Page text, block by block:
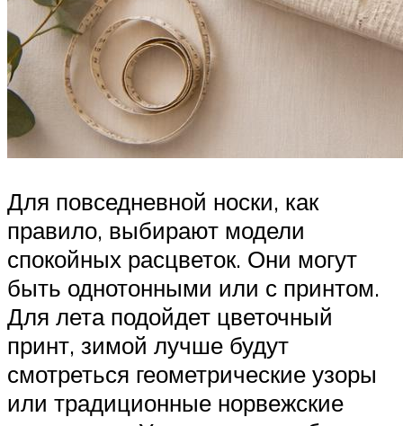
Для повседневной носки, как
правило, выбирают модели
спокойных расцветок. Они могут
быть однотонными или с принтом.
Для лета подойдет цветочный
принт, зимой лучше будут
смотреться геометрические узоры
или традиционные норвежские